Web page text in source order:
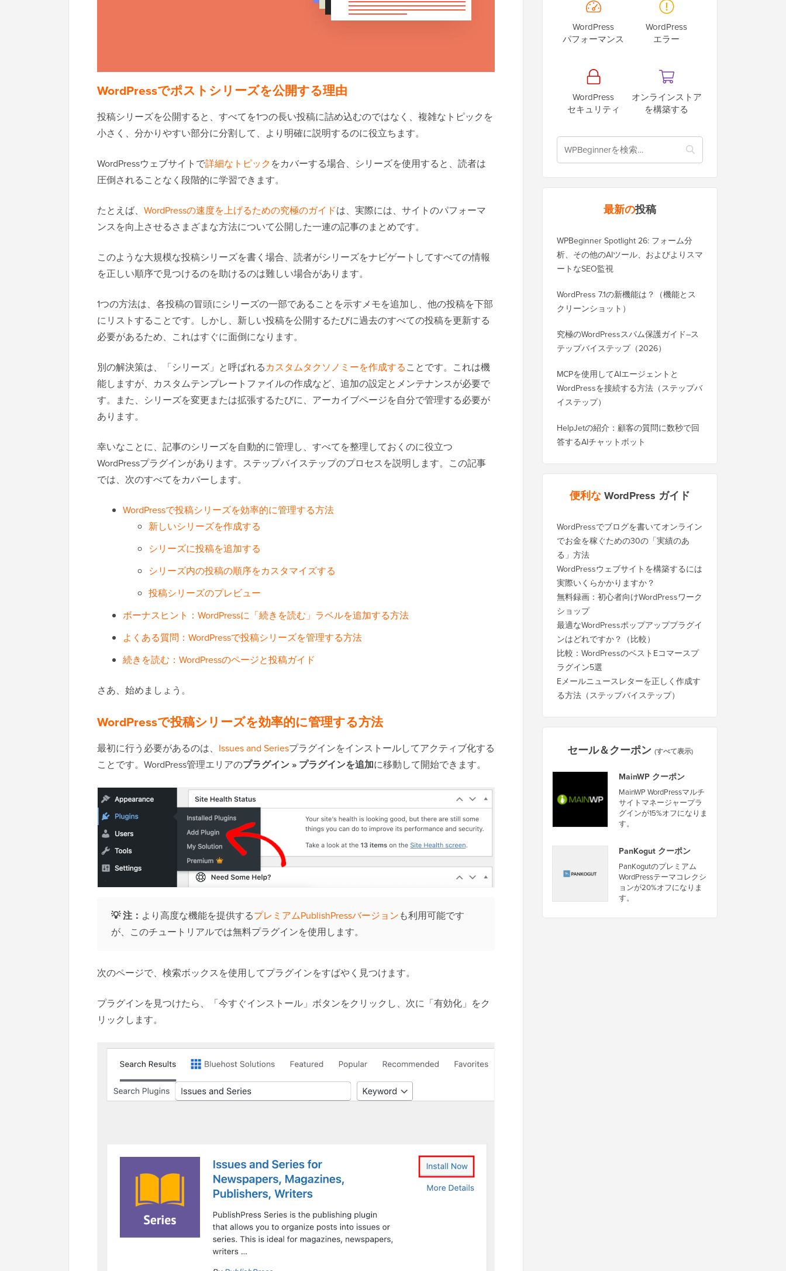
WordPressでポストシリーズを公開する理由
投稿シリーズを公開すると、すべてを1つの長い投稿に詰め込むのではなく、複雑なトピックを
小さく、分かりやすい部分に分割して、より明確に説明するのに役立ちます。
WordPressウェブサイトで詳細なトピックをカバーする場合、シリーズを使用すると、読者は
圧倒されることなく段階的に学習できます。
たとえば、 WordPressの速度を上げるための究極のガイドは、実際には、サイトのパフォーマ
ンスを向上させるさまざまな方法について公開した一連の記事のまとめです。
このような大規模な投稿シリーズを書く場合、読者がシリーズをナビゲートしてすべての情報
を正しい順序で見つけるのを助けるのは難しい場合があります。
1つの方法は、各投稿の冒頭にシリーズの一部であることを示すメモを追加し、他の投稿を下部
にリストすることです。しかし、新しい投稿を公開するたびに過去のすべての投稿を更新する
必要があるため、これはすぐに面倒になります。
別の解決策は、「シリーズ」と呼ばれるカスタムタクソノミーを作成することです。これは機
能しますが、カスタムテンプレートファイルの作成など、追加の設定とメンテナンスが必要で
す。また、シリーズを変更または拡張するたびに、アーカイブページを自分で管理する必要が
あります。
幸いなことに、記事のシリーズを自動的に管理し、すべてを整理しておくのに役立つ
WordPressプラグインがあります。ステップバイステップのプロセスを説明します。この記事
では、次のすべてをカバーします。
WordPressで投稿シリーズを効率的に管理する方法
新しいシリーズを作成する
シリーズに投稿を追加する
シリーズ内の投稿の順序をカスタマイズする
投稿シリーズのプレビュー
ボーナスヒント：WordPressに「続きを読む」ラベルを追加する方法
よくある質問：WordPressで投稿シリーズを管理する方法
続きを読む：WordPressのページと投稿ガイド
さあ、始めましょう。
WordPressで投稿シリーズを効率的に管理する方法
最初に行う必要があるのは、 Issues and Seriesプラグインをインストールしてアクティブ化する
ことです。WordPress管理エリアのプラグイン» プラグインを追加に移動して開始できます。
💡注： より高度な機能を提供するプレミアムPublishPressバージョンも利用可能です
が、このチュートリアルでは無料プラグインを使用します。
次のページで、検索ボックスを使用してプラグインをすばやく見つけます。
プラグインを見つけたら、「今すぐインストール」ボタンをクリックし、次に「有効化」をク
リックします。
WordPress
パフォーマンス
WordPress
エラー
WordPress
セキュリティ
オンラインストア
を構築する
最新の投稿
WPBeginner Spotlight 26: フォーム分
析、その他のAIツール、およびよりスマ
ートなSEO監視
WordPress 7.1の新機能は？（機能とス
クリーンショット）
究極のWordPressスパム保護ガイド–ス
テップバイステップ（2026）
MCPを使用してAIエージェントと
WordPressを接続する方法（ステップバ
イステップ）
HelpJetの紹介：顧客の質問に数秒で回
答するAIチャットボット
便利なWordPress ガイド
WordPressでブログを書いてオンライン
でお金を稼ぐための30の「実績のあ
る」方法
WordPressウェブサイトを構築するには
実際いくらかかりますか？
無料録画：初心者向けWordPressワーク
ショップ
最適なWordPressポップアッププラグイ
ンはどれですか？（比較）
比較：WordPressのベストEコマースプ
ラグイン5選
Eメールニュースレターを正しく作成す
る方法（ステップバイステップ）
セール＆クーポン (すべて表示)
MainWP クーポン
MainWP WordPressマルチ
サイトマネージャープラ
グインが15%オフになりま
す。
PanKogut クーポン
PanKogutのプレミアム
WordPressテーマコレクシ
ョンが20%オフになりま
す。